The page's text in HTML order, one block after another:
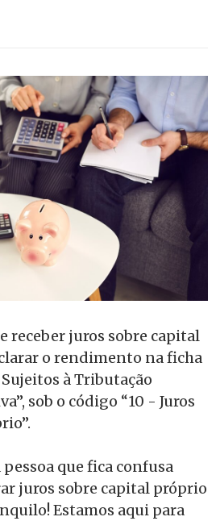
receber juros sobre capital
o rendimento na ficha
à Tributação
sob o código “10 - Juros
pessoa que fica confusa
juros sobre capital próprio
Estamos aqui para